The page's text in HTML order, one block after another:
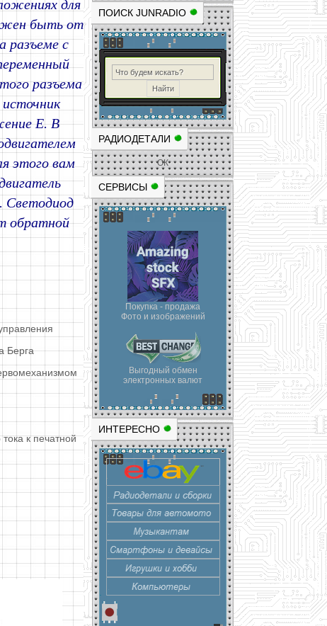
ПОИСК JUNRADIO
РАДИОДЕТАЛИ
ОК
СЕРВИСЫ
Покупка - продажа
Фото и изображений
Выгодный обмен
электронных валют
ИНТЕРЕСНО
для
быть от
разъеме с
разъема
E. В
этого вам
Светодиод
обратной
Берга
к печатной